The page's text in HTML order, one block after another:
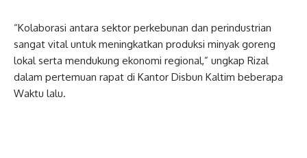
“Kolaborasi antara sektor perkebunan dan perindustrian
sangat vital untuk meningkatkan produksi minyak goreng
lokal serta mendukung ekonomi regional,” ungkap Rizal
dalam pertemuan rapat di Kantor Disbun Kaltim beberapa
Waktu lalu.